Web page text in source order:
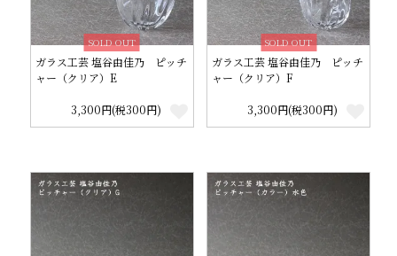
SOLD OUT
ガラス工芸 塩谷由佳乃 ピッチ
ャー（クリア）E
3,300円(税300円)
SOLD OUT
ガラス工芸 塩谷由佳乃 ピッチ
ャー（クリア）F
3,300円(税300円)